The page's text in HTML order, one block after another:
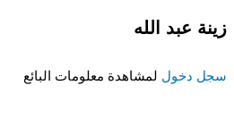
زينة عبد الله
سجل دخول لمشاهدة معلومات البائع